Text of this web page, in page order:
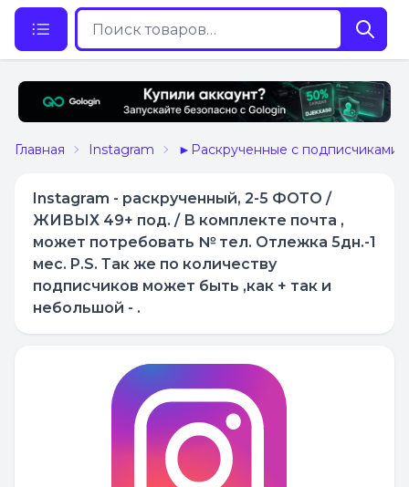
Главная Instagram ►Раскрученные с подписчиками
Instagram - раскрученный, 2-5 ФОТО /
ЖИВЫХ 49+ под. / В комплекте почта ,
может потребовать № тел. Отлежка 5дн.-1
мес. P.S. Так же по количеству
подписчиков может быть ,как + так и
небольшой - .